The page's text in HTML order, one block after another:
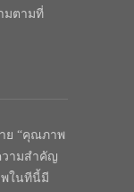
มตามที่
ย “คุณภาพ
วามสำคัญ
ในทีนี้มี